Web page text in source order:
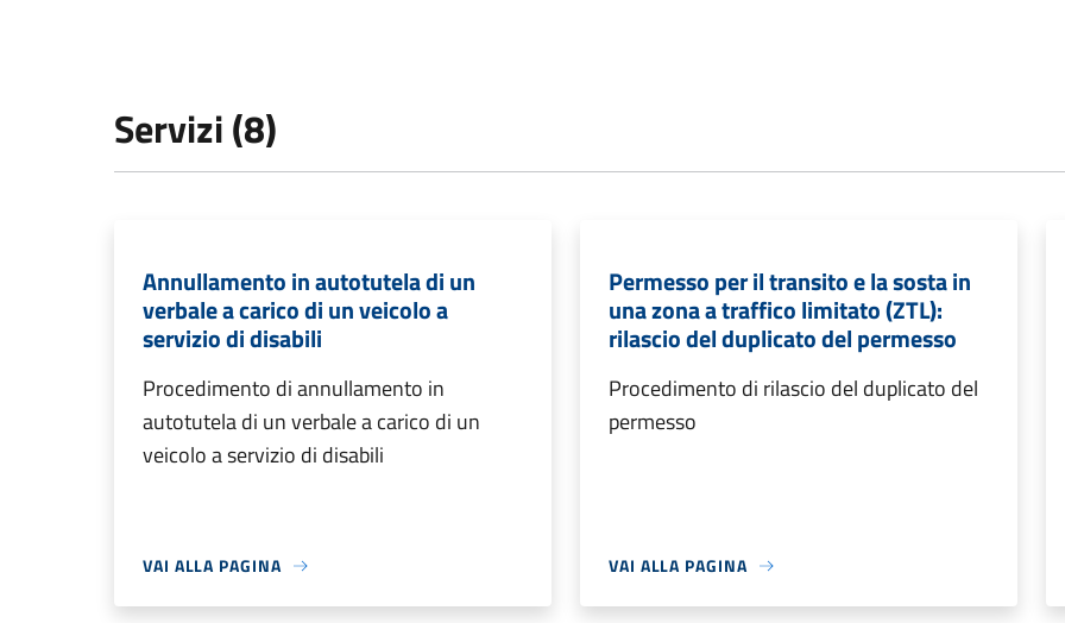
Servizi (8)
Annullamento in autotutela di un
verbale a carico di un veicolo a
servizio di disabili
Procedimento di annullamento in
autotutela di un verbale a carico di un
veicolo a servizio di disabili
VAI ALLA PAGINA
Permesso per il transito e la sosta in
una zona a traffico limitato (ZTL):
rilascio del duplicato del permesso
Procedimento di rilascio del duplicato del
permesso
VAI ALLA PAGINA